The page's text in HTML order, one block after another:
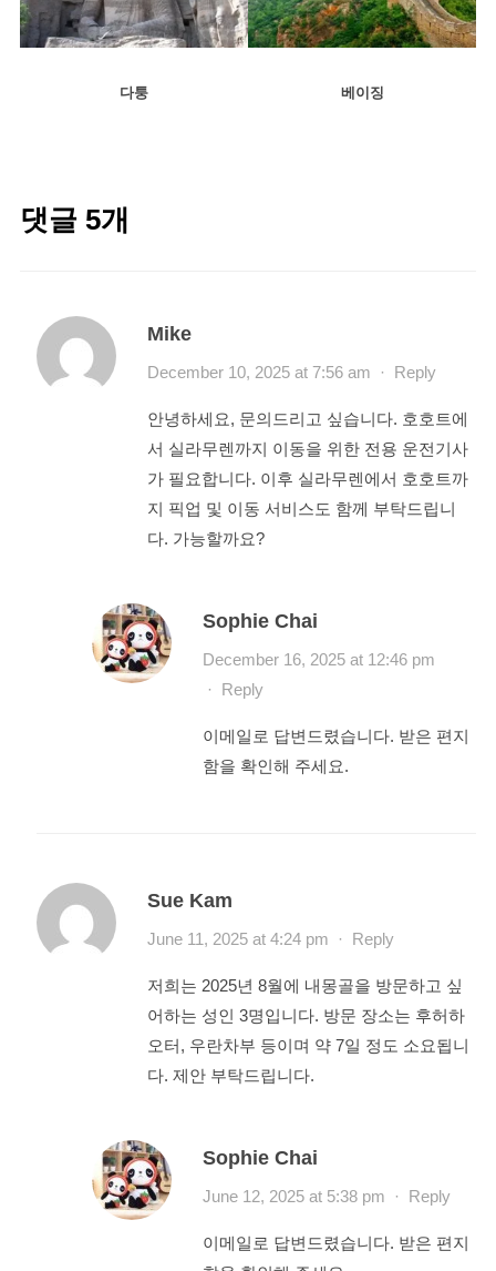
다퉁 베이징
댓글 5개
Mike
December 10, 2025 at 7:56 am · Reply
안녕하세요, 문의드리고 싶습니다. 호호트에
서 실라무렌까지 이동을 위한 전용 운전기사
가 필요합니다. 이후 실라무렌에서 호호트까
지 픽업 및 이동 서비스도 함께 부탁드립니
다. 가능할까요?
Sophie Chai
December 16, 2025 at 12:46 pm
· Reply
이메일로 답변드렸습니다. 받은 편지
함을 확인해 주세요.
Sue Kam
June 11, 2025 at 4:24 pm · Reply
저희는 2025년 8월에 내몽골을 방문하고 싶
어하는 성인 3명입니다. 방문 장소는 후허하
오터, 우란차부 등이며 약 7일 정도 소요됩니
다. 제안 부탁드립니다.
Sophie Chai
June 12, 2025 at 5:38 pm · Reply
이메일로 답변드렸습니다. 받은 편지